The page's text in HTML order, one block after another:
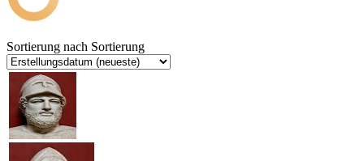
Sortierung nach Sortierung